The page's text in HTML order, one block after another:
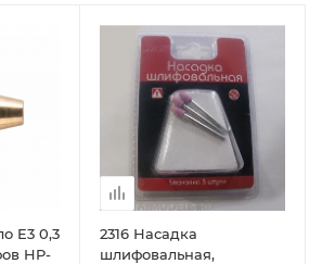
E3 0,3
HP-
2316 Насадка
шлифовальная,